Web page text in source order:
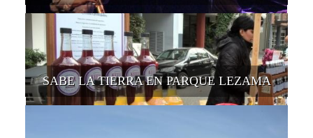
SABE LA TIERRA EN PARQUE LEZAMA